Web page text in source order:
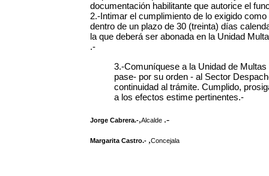
documentación habilitante que autorice el
2.-Intimar el cumplimiento de lo exigido
dentro de un plazo de 30 (treinta) días
la que deberá ser abonada en la Unidad
.-
3.-Comuníquese a la Unidad de
pase- por su orden - al Sector
continuidad al trámite. Cumplido,
a los efectos estime pertinentes.-
Jorge Cabrera.-,Alcalde .-
Margarita Castro.- ,Concejala